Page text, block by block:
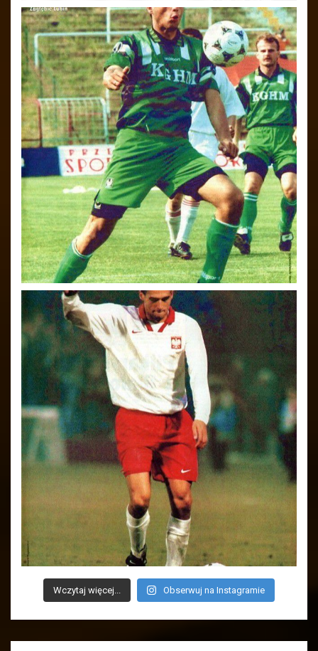
Wczytaj więcej... Obserwuj na Instagramie